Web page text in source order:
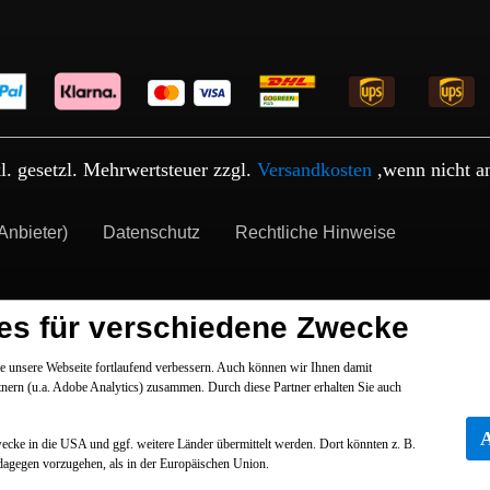
gesetzl. Mehrwertsteuer zzgl. Versandkosten,wenn nicht
Datenschutz Rechtliche Hinweise
für verschiedene Zwecke
Webseite fortlaufend verbessern. Auch können wir Ihnen damit
(u.a. Adobe Analytics) zusammen. Durch diese Partner erhalten Sie auch
in die USA und ggf. weitere Länder übermittelt werden. Dort könnten z. B.
vorzugehen, als in der Europäischen Union.